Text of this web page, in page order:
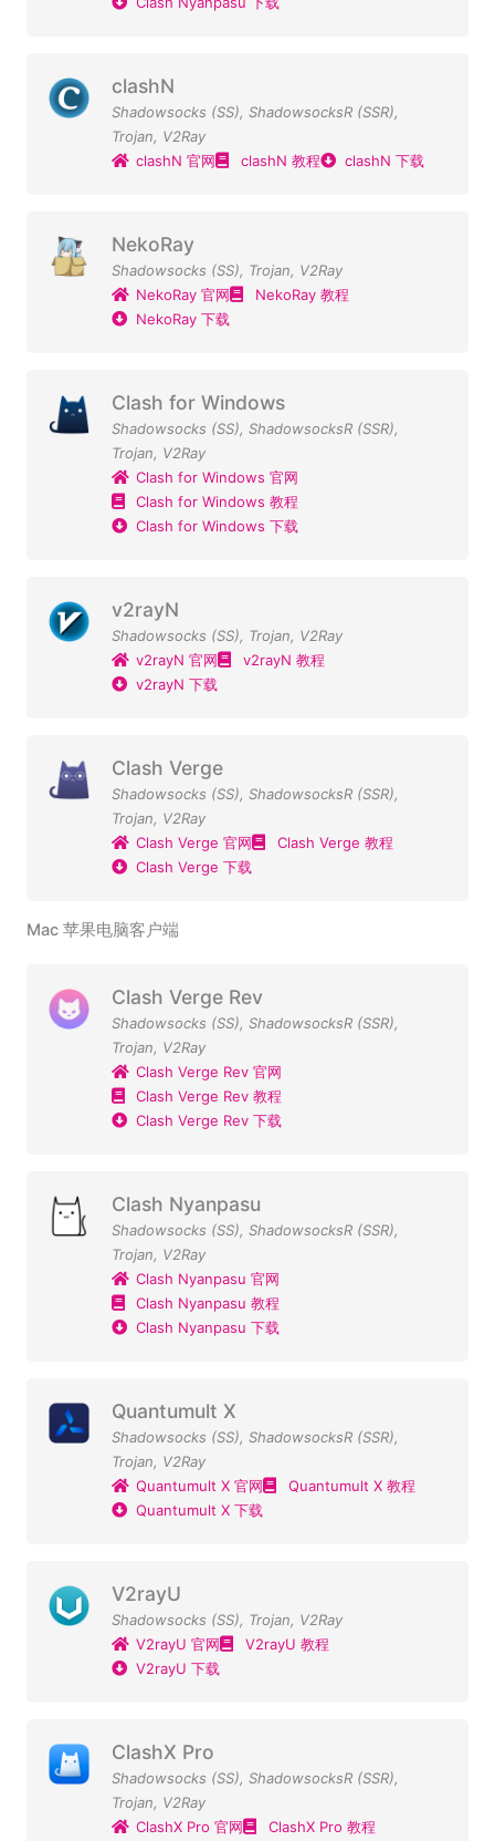
clashN
Shadowsocks (SS), ShadowsocksR (SSR),
Trojan, V2Ray
clashN 官网
clashN 教程 clashN 下载
NekoRay
Shadowsocks (SS), Trojan, V2Ray
NekoRay 官网
NekoRay 教程
NekoRay 下载
Clash for Windows
Shadowsocks (SS), ShadowsocksR (SSR),
Trojan, V2Ray
Clash for Windows 官网
Clash for Windows 教程
Clash for Windows 下载
v2rayN
Shadowsocks (SS), Trojan, V2Ray
v2rayN 官网
v2rayN 教程
v2rayN 下载
Clash Verge
Shadowsocks (SS), ShadowsocksR (SSR),
Trojan, V2Ray
Clash Verge 官网
Clash Verge 教程
Clash Verge 下载
Mac 苹果电脑客户端
Clash Verge Rev
Shadowsocks (SS), ShadowsocksR (SSR),
Trojan, V2Ray
Clash Verge Rev 官网
Clash Verge Rev 教程
Clash Verge Rev 下载
Clash Nyanpasu
Shadowsocks (SS), ShadowsocksR (SSR),
Trojan, V2Ray
Clash Nyanpasu 官网
Clash Nyanpasu 教程
Clash Nyanpasu 下载
Quantumult X
Shadowsocks (SS), ShadowsocksR (SSR),
Trojan, V2Ray
Quantumult X 官网
Quantumult X 教程
Quantumult X 下载
V2rayU
Shadowsocks (SS), Trojan, V2Ray
V2rayU 官网
V2rayU 教程
V2rayU 下载
ClashX Pro
Shadowsocks (SS), ShadowsocksR (SSR),
Trojan, V2Ray
ClashX Pro 官网
ClashX Pro 教程